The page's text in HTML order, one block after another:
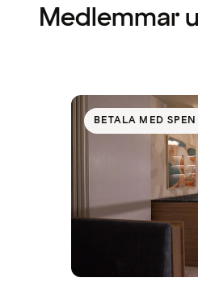
Medlemmar
BETALA MED